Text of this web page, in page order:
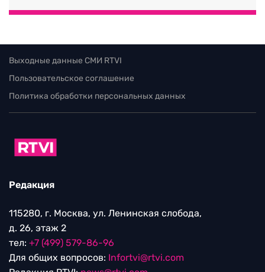
Выходные данные СМИ RTVI
Пользовательское соглашение
Политика обработки персональных данных
Редакция
115280, г. Москва, ул. Ленинская слобода,
д. 26, этаж 2
тел: +7 (499) 579-86-96
Для общих вопросов: Infortvi@rtvi.com